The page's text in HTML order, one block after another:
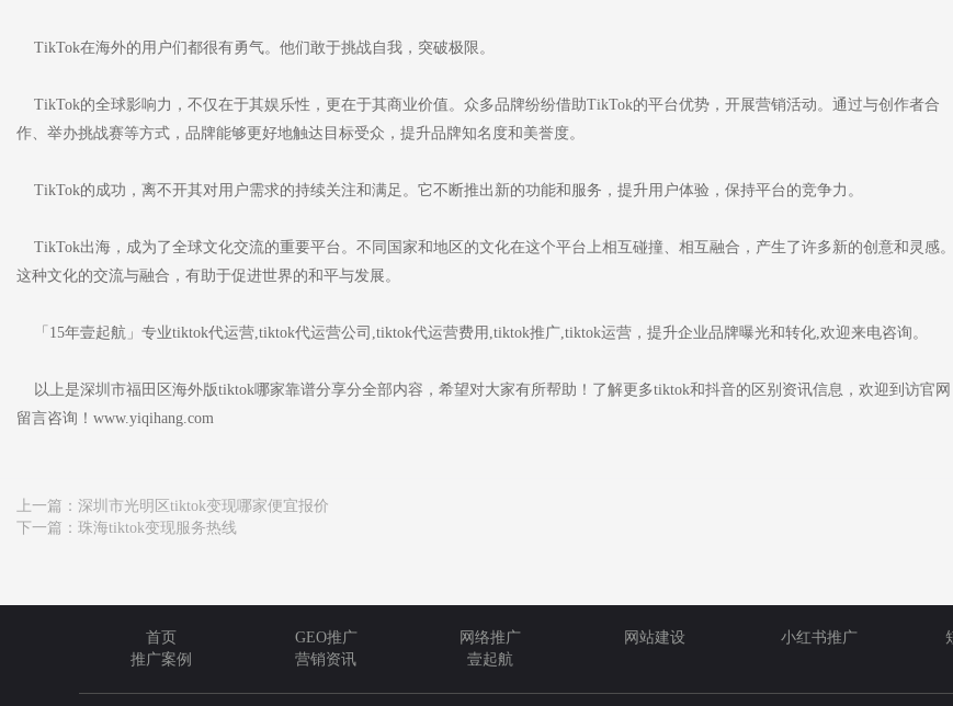
TikTok在海外的用户们都很有勇气。他们敢于挑战自我，突破极限。
TikTok的全球影响力，不仅在于其娱乐性，更在于其商业价值。众多品牌纷纷借助TikTok的平台优势，开展营销活动。通过与创作者合
作、举办挑战赛等方式，品牌能够更好地触达目标受众，提升品牌知名度和美誉度。
TikTok的成功，离不开其对用户需求的持续关注和满足。它不断推出新的功能和服务，提升用户体验，保持平台的竞争力。
TikTok出海，成为了全球文化交流的重要平台。不同国家和地区的文化在这个平台上相互碰撞、相互融合，产生了许多新的创意和灵感。
这种文化的交流与融合，有助于促进世界的和平与发展。
「15年壹起航」专业tiktok代运营,tiktok代运营公司,tiktok代运营费用,tiktok推广,tiktok运营，提升企业品牌曝光和转化,欢迎来电咨询。
以上是深圳市福田区海外版tiktok哪家靠谱分享分全部内容，希望对大家有所帮助！了解更多tiktok和抖音的区别资讯信息，欢迎到访官网
留言咨询！www.yiqihang.com
上一篇： 深圳市光明区tiktok变现哪家便宜报价
下一篇： 珠海tiktok变现服务热线
首页 GEO推广 网络推广 网站建设 小红书推广
推广案例
营销资讯 壹起航